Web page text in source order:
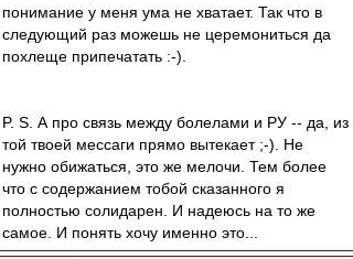
понимание у меня ума не хватает. Так что в
следующий раз можешь не церемониться да
похлеще припечатать :-).
P. S. А про связь между болелами и РУ -- да, из
той твоей мессаги прямо вытекает ;-). Не
нужно обижаться, это же мелочи. Тем более
что с содержанием тобой сказанного я
полностью солидарен. И надеюсь на то же
самое. И понять хочу именно это...